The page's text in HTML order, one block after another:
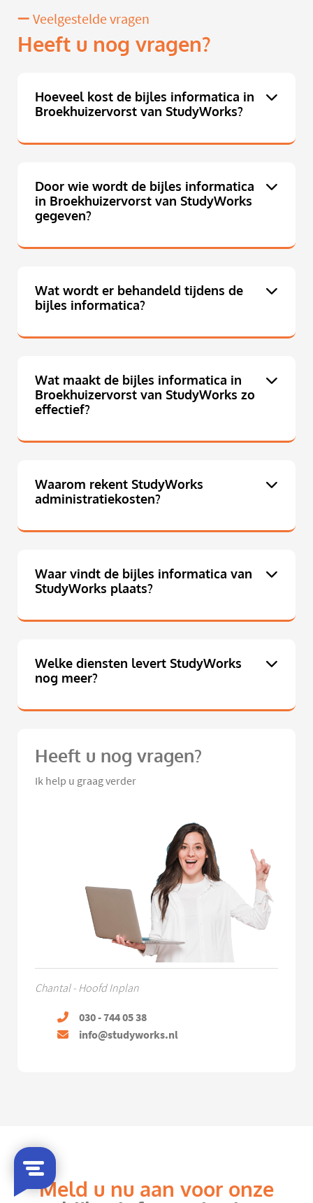
Veelgestelde vragen
Heeft u nog vragen?
Hoeveel kost de bijles informatica in
Broekhuizervorst van StudyWorks?
Door wie wordt de bijles informatica
in Broekhuizervorst van StudyWorks
gegeven?
Wat wordt er behandeld tijdens de
bijles informatica?
Wat maakt de bijles informatica in
Broekhuizervorst van StudyWorks zo
effectief?
Waarom rekent StudyWorks
administratiekosten?
Waar vindt de bijles informatica van
StudyWorks plaats?
Welke diensten levert StudyWorks
nog meer?
Heeft u nog vragen?
Ik help u graag verder
Chantal - Hoofd Inplan
030 - 744 05 38
info@studyworks.nl
Meld u nu aan voor onze